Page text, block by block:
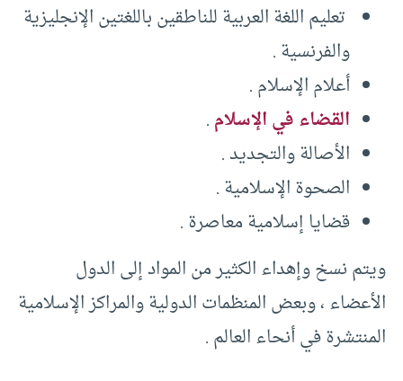
تعليم اللغة العربية للناطقين باللغتين الإنجليزية
والفرنسية .
أعلام الإسلام .
القضاء في الإسلام.
الأصالة والتجديد .
الصحوة الإسلامية .
قضايا إسلامية معاصرة .
ويتم نسخ وإهداء الكثير من المواد إلى الدول
الأعضاء ، وبعض المنظمات الدولية والمراكز الإسلامية
المنتشرة في أنحاء العالم .